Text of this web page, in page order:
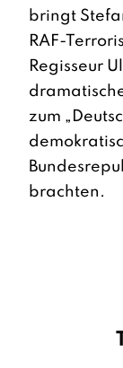
bringt
RAF-
Regisseur
zum
brachten.